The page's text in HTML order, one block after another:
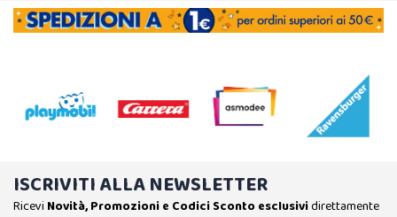
ISCRIVITI ALLA NEWSLETTER
Ricevi Novità, Promozioni e Codici Sconto esclusividirettamente